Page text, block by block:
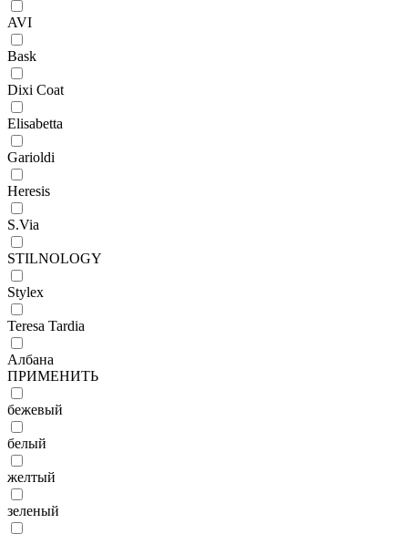
AVI
Bask
Dixi Coat
Elisabetta
Garioldi
Heresis
S.Via
STILNOLOGY
Stylex
Teresa Tardia
Албана
ПРИМЕНИТЬ
бежевый
белый
желтый
зеленый